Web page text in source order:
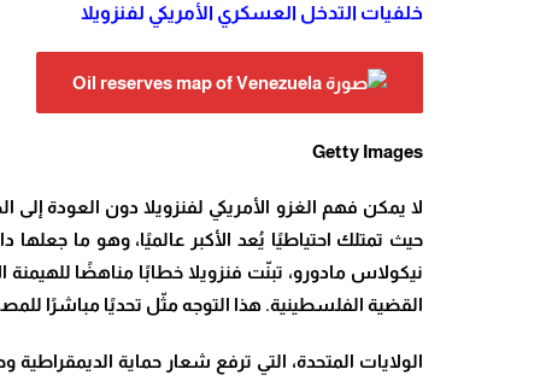
خلفيات التدخل العسكري الأمريكي لفنزويلا
Getty Images
لا يمكن فهم الغزو الأمريكي لفنزويلا دون العودة
حيث تمتلك احتياطيًا يُعد الأكبر عالميًا، وهو ما
نيكولاس مادورو، تبنّت فنزويلا خطابًا مناهضًا للهيمنة
القضية الفلسطينية. هذا التوجه مثّل تحديًا مباشرًا
الولايات المتحدة، التي ترفع شعار حماية